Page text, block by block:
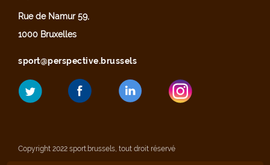
Rue de Namur 59,
1000 Bruxelles
sport@perspective.brussels
Copyright 2022 sport.brussels, tout droit réservé